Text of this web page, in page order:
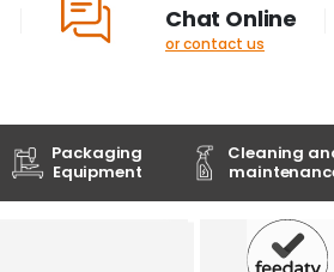
Chat Online
or contact us
Packaging
Equipment
Cleaning